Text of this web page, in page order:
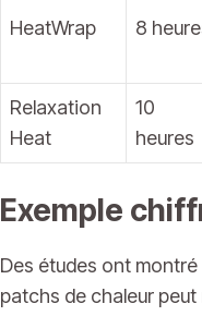
HeatWrap 8
Relaxation
Heat
10
heures
Exemple
Des études ont montré
patchs de chaleur peut